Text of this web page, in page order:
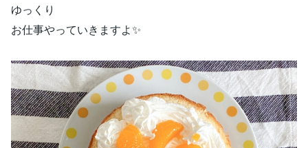
ゆっくり
お仕事やっていきますよ✨